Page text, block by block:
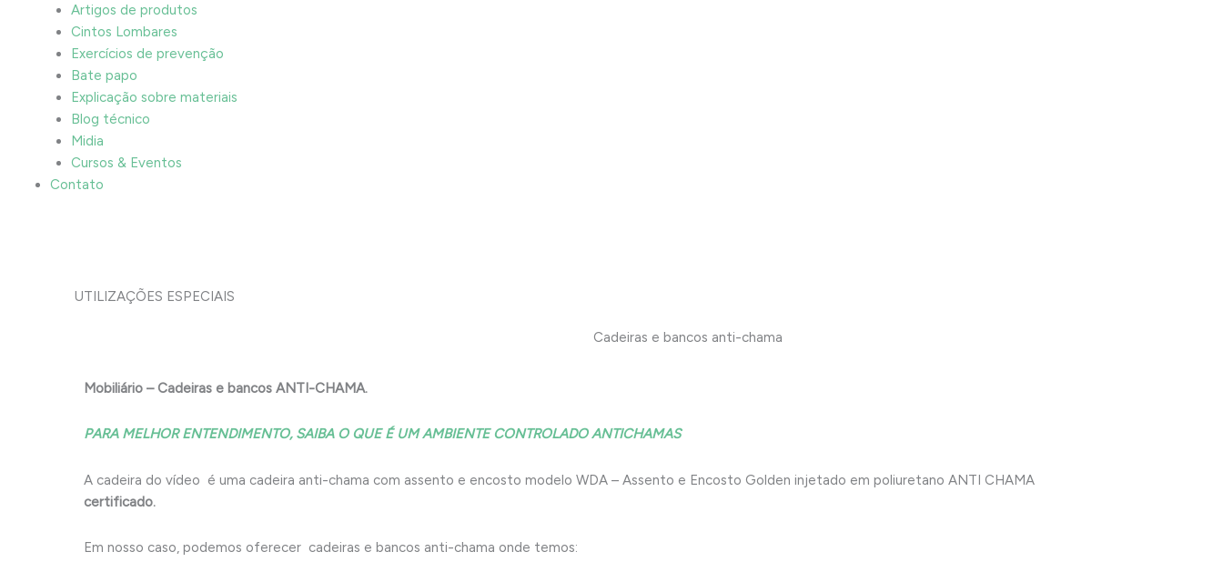
Artigos de produtos
Cintos Lombares
Exercícios de prevenção
Bate papo
Explicação sobre materiais
Blog técnico
Midia
Cursos & Eventos
Contato
UTILIZAÇÕES ESPECIAIS
Cadeiras e bancos anti-chama
Mobiliário – Cadeiras e bancos ANTI-CHAMA.
PARA MELHOR ENTENDIMENTO, SAIBA O QUE É UM AMBIENTE CONTROLADO ANTICHAMAS
A cadeira do vídeo é uma cadeira anti-chama com assento e encosto modelo WDA – Assento e Encosto Golden injetado em poliuretano ANTI CHAMA
certificado.
Em nosso caso, podemos oferecer cadeiras e bancos anti-chama onde temos: